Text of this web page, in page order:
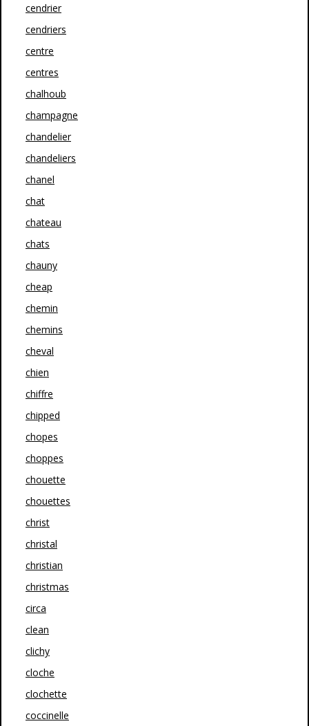
cendrier
cendriers
centre
centres
chalhoub
champagne
chandelier
chandeliers
chanel
chat
chateau
chats
chauny
cheap
chemin
chemins
cheval
chien
chiffre
chipped
chopes
choppes
chouette
chouettes
christ
christal
christian
christmas
circa
clean
clichy
cloche
clochette
coccinelle